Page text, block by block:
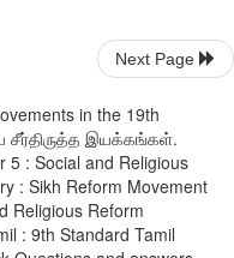
ஆதரித்தது. வரதட்சணை
நிறுவனங்கள்
சிங்சபா எனும் அமைப்பு
மீட்டெடுப்பதே
ஆதரவுடன்
உருவாக்கப்பட்டது.
Next Page
in the 19th
சீர்திருத்த இயக்கங்கள்.
5 : Social and Religious
: Sikh Reform Movement
Religious Reform
: 9th Standard Tamil